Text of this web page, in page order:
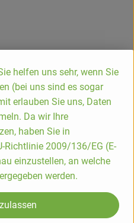
steht seit über 40 Jahren
Bio-Lebensmittel.
eigener Produktion
Brotaufstriche, Senfe,
Zwergenmütze.
des Bio-Landbaus und die
helfen uns sehr, wenn Sie
(bei uns sind es sogar
erlauben Sie uns, Daten
Da wir Ihre
haben Sie in
Richtlinie 2009/136/EG (E-
einzustellen, an welche
werden.